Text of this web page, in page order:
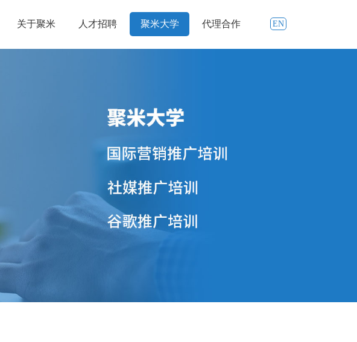
关于聚米 人才招聘 聚米大学 代理合作 EN